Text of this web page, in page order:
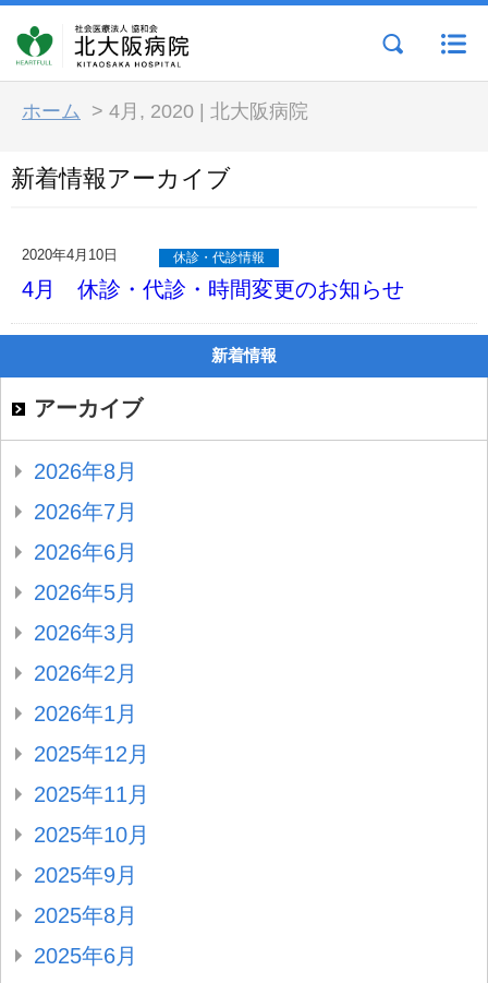
ホーム > 4月, 2020 | 北大阪病院
新着情報アーカイブ
2020年4月10日 休診・代診情報
4月 休診・代診・時間変更のお知らせ
新着情報
アーカイブ
2026年8月
2026年7月
2026年6月
2026年5月
2026年3月
2026年2月
2026年1月
2025年12月
2025年11月
2025年10月
2025年9月
2025年8月
2025年6月